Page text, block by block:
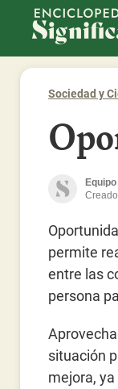
Enciclopedia Significados
Sociedad y
permite
entre las
persona
situación
mejora,